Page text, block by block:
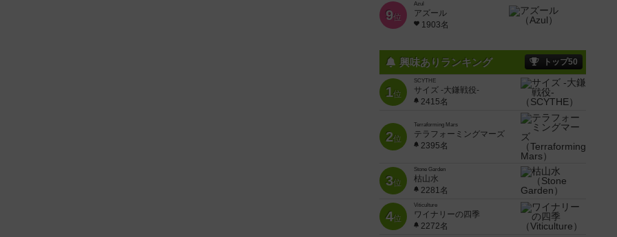
9位
Azul
アズール
1903名
興味ありランキング トップ50
1位
SCYTHE
サイズ -大鎌戦役-
2415名
2位
Terraforming Mars
テラフォーミングマーズ
2395名
3位
Stone Garden
枯山水
2281名
4位
Viticulture
ワイナリーの四季
2272名